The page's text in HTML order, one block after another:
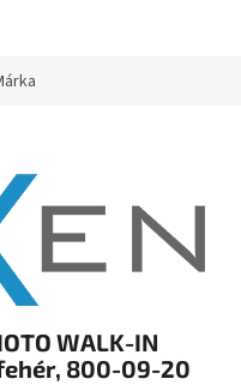
WALK-IN
800-09-20